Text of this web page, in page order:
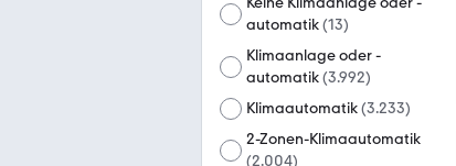
automatik(13)
Klimaanlage oder -
automatik(3.992)
Klimaautomatik(3.233)
2-Zonen-Klimaautomatik
(2.004)